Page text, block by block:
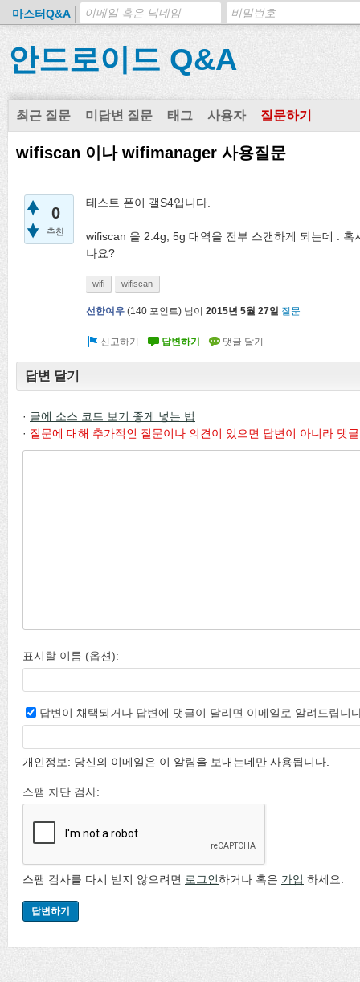
마스터Q&A
안드로이드 Q&A
최근 질문 미답변 질문 태그 사용자 질문하기
wifiscan 이나 wifimanager 사용질문
0
추천
테스트 폰이 갤S4입니다.
wifiscan 을 2.4g, 5g 대역을 전부 스캔하게 되는데 .
나요?
wifi wifiscan
선한여우 (140 포인트) 님이 2015년 5월 27일 질문
답변 달기
· 글에 소스 코드 보기 좋게 넣는 법
· 질문에 대해 추가적인 질문이나 의견이 있으면 답변이 아니라 댓
표시할 이름 (옵션):
답변이 채택되거나 답변에 댓글이 달리면 이메일로 알려드립니
개인정보: 당신의 이메일은 이 알림을 보내는데만 사용됩니다.
스팸 차단 검사:
스팸 검사를 다시 받지 않으려면 로그인하거나 혹은 가입 하세요.